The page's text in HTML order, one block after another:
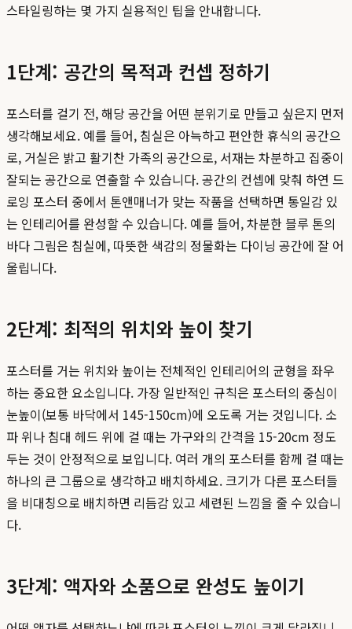
스타일링하는 몇 가지 실용적인 팁을 안내합니다.
1단계: 공간의 목적과 컨셉 정하기
포스터를 걸기 전, 해당 공간을 어떤 분위기로 만들고 싶은지 먼저
생각해보세요. 예를 들어, 침실은 아늑하고 편안한 휴식의 공간으
로, 거실은 밝고 활기찬 가족의 공간으로, 서재는 차분하고 집중이
잘되는 공간으로 연출할 수 있습니다. 공간의 컨셉에 맞춰 하연 드
로잉 포스터 중에서 톤앤매너가 맞는 작품을 선택하면 통일감 있
는 인테리어를 완성할 수 있습니다. 예를 들어, 차분한 블루 톤의
바다 그림은 침실에, 따뜻한 색감의 정물화는 다이닝 공간에 잘 어
울립니다.
2단계: 최적의 위치와 높이 찾기
포스터를 거는 위치와 높이는 전체적인 인테리어의 균형을 좌우
하는 중요한 요소입니다. 가장 일반적인 규칙은 포스터의 중심이
눈높이(보통 바닥에서 145-150cm)에 오도록 거는 것입니다. 소
파 위나 침대 헤드 위에 걸 때는 가구와의 간격을 15-20cm 정도
두는 것이 안정적으로 보입니다. 여러 개의 포스터를 함께 걸 때는
하나의 큰 그룹으로 생각하고 배치하세요. 크기가 다른 포스터들
을 비대칭으로 배치하면 리듬감 있고 세련된 느낌을 줄 수 있습니
다.
3단계: 액자와 소품으로 완성도 높이기